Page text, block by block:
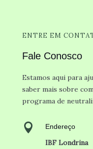
ENTRE EM
Fale Conosco
Estamos aqui para
saber mais sobre
programa de
 Endereço
IBF Londrina